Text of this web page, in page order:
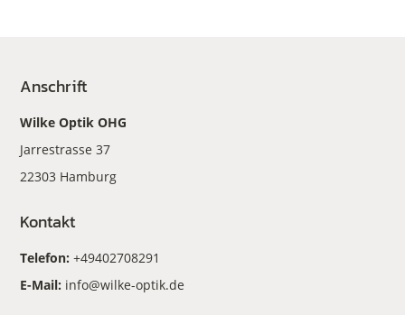
Anschrift
Wilke Optik OHG
Jarrestrasse 37
22303 Hamburg
Kontakt
Telefon:+49402708291
E-Mail: info@wilke-optik.de